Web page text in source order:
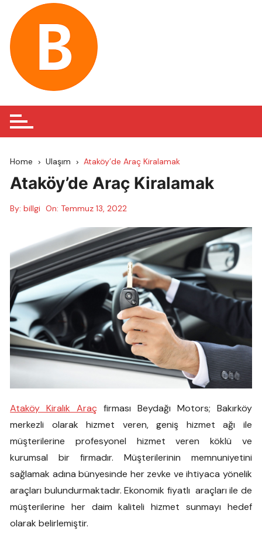
content
Home Ulaşım Ataköy’de Araç Kiralamak
Ataköy’de Araç Kiralamak
By: billgi On: Temmuz 13, 2022
Ataköy Kiralık Araç firması Beydağı Motors; Bakırköy
merkezli olarak hizmet veren, geniş hizmet ağı ile
müşterilerine profesyonel hizmet veren köklü ve
kurumsal bir firmadır. Müşterilerinin memnuniyetini
sağlamak adına bünyesinde her zevke ve ihtiyaca yönelik
araçları bulundurmaktadır. Ekonomik fiyatlı araçları ile de
müşterilerine her daim kaliteli hizmet sunmayı hedef
olarak belirlemiştir.